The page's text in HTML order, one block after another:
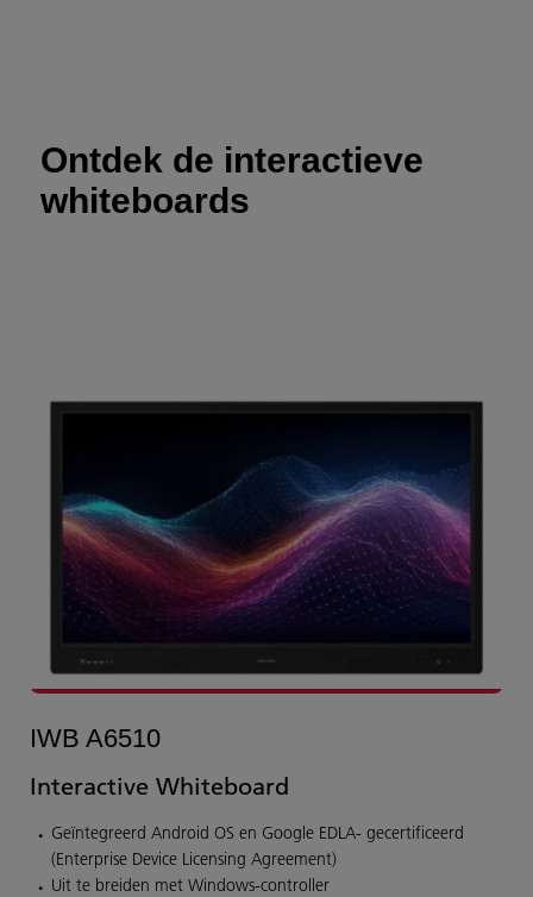
Ontdek de interactieve
whiteboards
IWB A6510
Interactive Whiteboard
Geïntegreerd Android OS en Google EDLA- gecertificeerd
(Enterprise Device Licensing Agreement)
Uit te breiden met Windows-controller